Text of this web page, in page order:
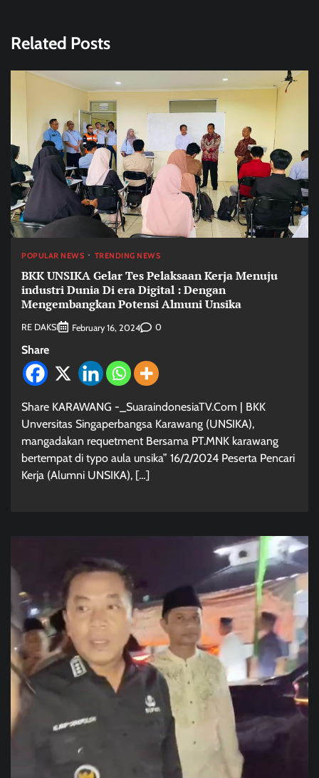
Related Posts
POPULAR NEWS TRENDING NEWS
BKK UNSIKA Gelar Tes Pelaksaan Kerja Menuju
industri Dunia Di era Digital : Dengan
Mengembangkan Potensi Almuni Unsika
RE DAKSI February 16, 2024 0
Share
Share KARAWANG -_SuaraindonesiaTV.Com | BKK
Unversitas Singaperbangsa Karawang (UNSIKA),
mangadakan requetment Bersama PT.MNK karawang
bertempat di typo aula unsika” 16/2/2024 Peserta Pencari
Kerja (Alumni UNSIKA), […]